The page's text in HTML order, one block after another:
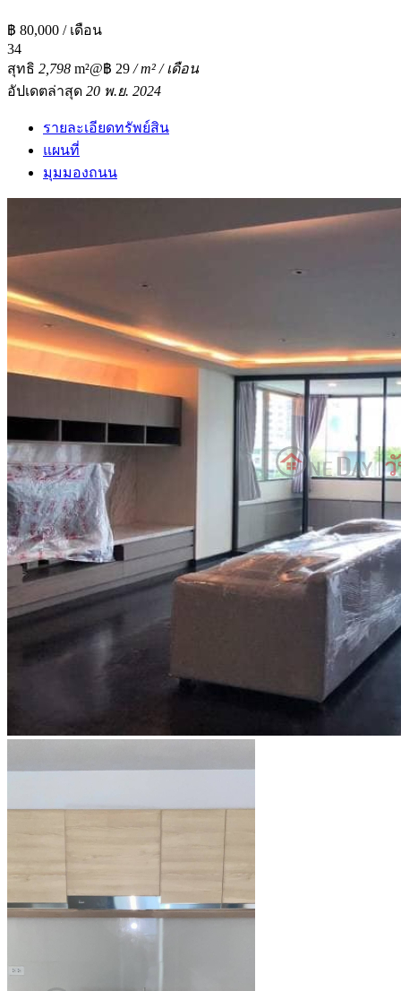
฿ 80,000 / เดือน
34
สุทธิ 2,798 m²@฿ 29 / m² / เดือน
อัปเดตล่าสุด 20 พ.ย. 2024
รายละเอียดทรัพย์สิน
แผนที่
มุมมองถนน